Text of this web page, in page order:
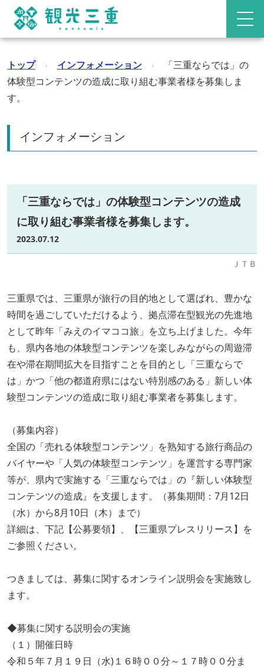
トップ › インフォメーション ›
「三重ならでは」の
体験型コンテンツの造成に取り組む事業者様を募集しま
す。
インフォメーション
「三重ならでは」の体験型コンテンツの造成
に取り組む事業者様を募集します。
2023.07.12
ＪＴＢ
三重県では、三重県が旅行の目的地として選ばれ、豊かな
時間を過ごしていただけるよう、拠点滞在型観光の先進地
として昨年「みえのイマココ旅」を立ち上げました。今年
も、県内各地の体験型コンテンツを楽しみながらの周遊滞
在や滞在期間拡大を目指すことを目的とし「三重ならで
は」かつ「他の都道府県にはない特別感のある」新しい体
験型コンテンツの造成に取り組む事業者を募集します。
（募集内容）
全国の「売れる体験型コンテンツ」を熟知する旅行商品の
バイヤーや「人気の体験型コンテンツ」を運営する専門家
等が、県内で実施する「三重ならでは」の『新しい体験型
コンテンツの造成』を支援します。（募集期間：7月12日
（水）から8月10日（木）まで）
詳細は、下記【公募要領】、【三重県プレスリリース】を
ご参照ください。
つきましては、募集に関するオンライン説明会を実施致し
ます。
◆募集に関する説明会の実施
（１）開催日時
令和５年７月１９日（水)１６時００分～１７時００分ま